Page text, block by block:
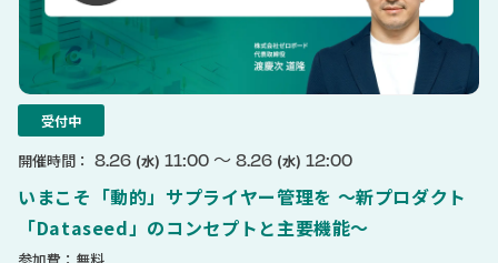
受付中
開催時間： 8.26 (水) 11:00 〜 8.26 (水) 12:00
いまこそ「動的」サプライヤー管理を 〜新プロダクト
「Dataseed」のコンセプトと主要機能〜